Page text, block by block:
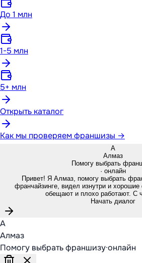
До 1 млн
1-5 млн
5+ млн
Открыть каталог
Как мы проверяем франшизы →
А
Алмаз
Помогу выбрать
· онлайн
Привет! Я Алмаз, помогу выбрать
франчайзинге, видел изнутри и хорошие
обещают и плохо работают. С
Начать диалог
А
Алмаз
Помогу выбрать франшизу·онлайн